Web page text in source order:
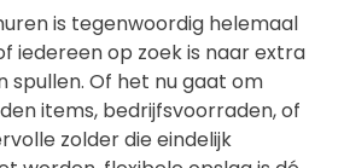
is tegenwoordig helemaal
iedereen op zoek is naar extra
spullen. Of het nu gaat om
items, bedrijfsvoorraden, of
zolder die eindelijk